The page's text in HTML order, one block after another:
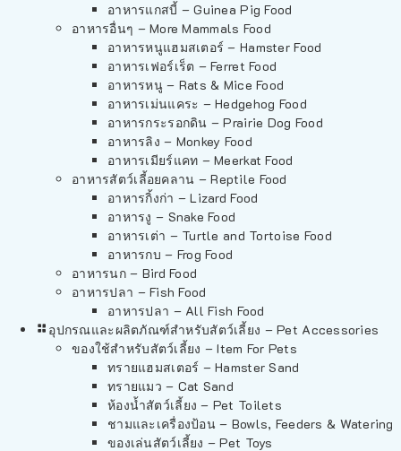
อาหารแกสบี้ – Guinea Pig Food
อาหารอื่นๆ – More Mammals Food
อาหารหนูแฮมสเตอร์ – Hamster Food
อาหารเฟอร์เร็ต – Ferret Food
อาหารหนู – Rats & Mice Food
อาหารเม่นแคระ – Hedgehog Food
อาหารกระรอกดิน – Prairie Dog Food
อาหารลิง – Monkey Food
อาหารเมียร์แคท – Meerkat Food
อาหารสัตว์เลี้อยคลาน – Reptile Food
อาหารกิ้งก่า – Lizard Food
อาหารงู – Snake Food
อาหารเต่า – Turtle and Tortoise Food
อาหารกบ – Frog Food
อาหารนก – Bird Food
อาหารปลา – Fish Food
อาหารปลา – All Fish Food
อุปกรณและผลิตภัณฑ์สำหรับสัตว์เลี้ยง – Pet Accessories
ของใช้สำหรับสัตว์เลี้ยง – Item For Pets
ทรายแฮมสเตอร์ – Hamster Sand
ทรายแมว – Cat Sand
ห้องน้ำสัตว์เลี้ยง – Pet Toilets
ชามและเครื่องป้อน – Bowls, Feeders & Watering
ของเล่นสัตว์เลี้ยง – Pet Toys